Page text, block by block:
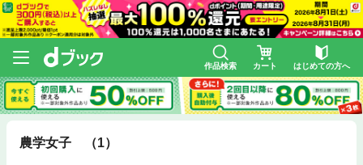
作品検索 カート はじめての方へ
農学女子 （1）